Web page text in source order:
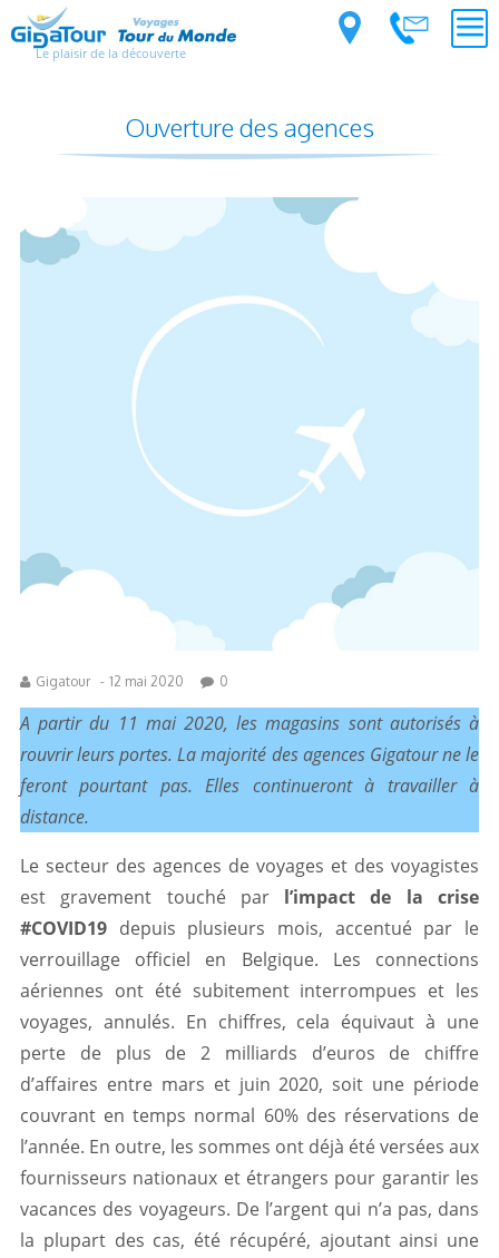
Le plaisir de la découverte
Ouverture des agences
Gigatour - 12 mai 2020 0
A partir du 11 mai 2020, les magasins sont autorisés à
rouvrir leurs portes. La majorité des agences Gigatour ne le
feront pourtant pas. Elles continueront à travailler à
distance.
Le secteur des agences de voyages et des voyagistes
est gravement touché par l’impact de la crise
#COVID19 depuis plusieurs mois, accentué par le
verrouillage officiel en Belgique. Les connections
aériennes ont été subitement interrompues et les
voyages, annulés. En chiffres, cela équivaut à une
perte de plus de 2 milliards d’euros de chiffre
d’affaires entre mars et juin 2020, soit une période
couvrant en temps normal 60% des réservations de
l’année. En outre, les sommes ont déjà été versées aux
fournisseurs nationaux et étrangers pour garantir les
vacances des voyageurs. De l’argent qui n’a pas, dans
la plupart des cas, été récupéré, ajoutant ainsi une